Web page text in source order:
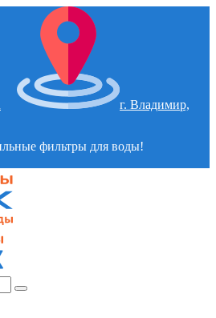
г. Владимир,
фильтры для воды!